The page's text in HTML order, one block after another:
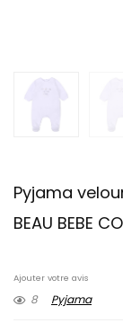
Pyjama
BEAU BEBE
Ajouter votre avis
8 Pyjama